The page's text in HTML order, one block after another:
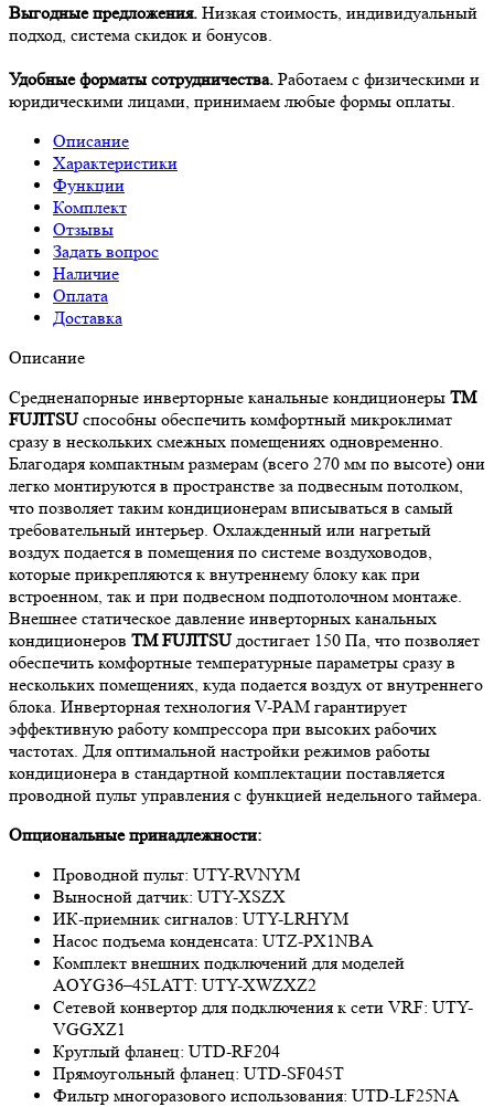
Выгодные предложения. Низкая стоимость, индивидуальный
подход, система скидок и бонусов.
Удобные форматы сотрудничества. Работаем с физическими и
юридическими лицами, принимаем любые формы оплаты.
Описание
Характеристики
Функции
Комплект
Отзывы
Задать вопрос
Наличие
Оплата
Доставка
Описание
Средненапорные инверторные канальные кондиционеры ТМ
FUJITSU способны обеспечить комфортный микроклимат
сразу в нескольких смежных помещениях одновременно.
Благодаря компактным размерам (всего 270 мм по высоте) они
легко монтируются в пространстве за подвесным потолком,
что позволяет таким кондиционерам вписываться в самый
требовательный интерьер. Охлажденный или нагретый
воздух подается в помещения по системе воздуховодов,
которые прикрепляются к внутреннему блоку как при
встроенном, так и при подвесном подпотолочном монтаже.
Внешнее статическое давление инверторных канальных
кондиционеров ТМ FUJITSU достигает 150 Па, что позволяет
обеспечить комфортные температурные параметры сразу в
нескольких помещениях, куда подается воздух от внутреннего
блока. Инверторная технология V-PAM гарантирует
эффективную работу компрессора при высоких рабочих
частотах. Для оптимальной настройки режимов работы
кондиционера в стандартной комплектации поставляется
проводной пульт управления с функцией недельного таймера.
Опциональные принадлежности:
Проводной пульт: UTY-RVNYM
Выносной датчик: UTY-XSZX
ИК-приемник сигналов: UTY-LRHYM
Насос подъема конденсата: UTZ-PX1NBA
Комплект внешних подключений для моделей
AOYG36–45LATT: UTY-XWZXZ2
Сетевой конвертор для подключения к сети VRF: UTY-
VGGXZ1
Круглый фланец: UTD-RF204
Прямоугольный фланец: UTD-SF045T
Фильтр многоразового использования: UTD-LF25NA